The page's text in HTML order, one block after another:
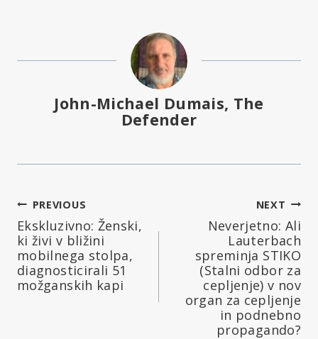
John-Michael Dumais, The
Defender
Navigacija
prispevka
PREVIOUS
Ekskluzivno: Ženski,
ki živi v bližini
mobilnega stolpa,
diagnosticirali 51
možganskih kapi
NEXT
Neverjetno: Ali
Lauterbach
spreminja STIKO
(Stalni odbor za
cepljenje) v nov
organ za cepljenje
in podnebno
propagando?